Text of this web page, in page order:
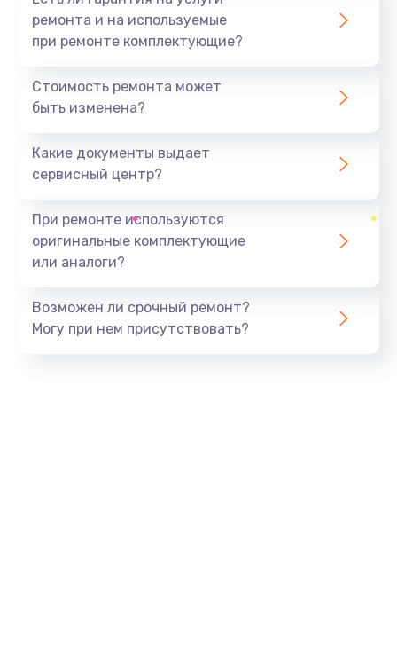
ремонта и на используемые
при ремонте комплектующие?
Стоимость ремонта может
быть изменена?
Какие документы выдает
сервисный центр?
При ремонте используются
оригинальные комплектующие
или аналоги?
Возможен ли срочный ремонт?
Могу при нем присутствовать?